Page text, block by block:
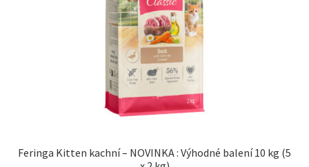
Feringa Kitten kachní – NOVINKA : Výhodné balení 10 kg (5